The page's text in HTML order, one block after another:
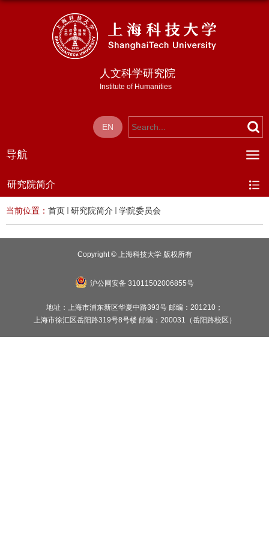
人文科学研究院
Institute of Humanities
EN
导航
研究院简介
当前位置： 首页 研究院简介 学院委员会
Copyright © 上海科技大学 版权所有
沪公网安备 31011502006855号
地址：上海市浦东新区华夏中路393号 邮编：201210；
上海市徐汇区岳阳路319号8号楼 邮编：200031（岳阳路校区）